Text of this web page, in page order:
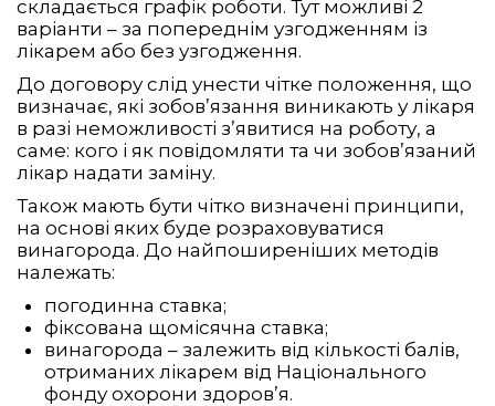
складається графік роботи. Тут можливі 2
варіанти – за попереднім узгодженням із
лікарем або без узгодження.
До договору слід унести чітке положення, що
визначає, які зобов’язання виникають у лікаря
в разі неможливості з’явитися на роботу, а
саме: кого і як повідомляти та чи зобов’язаний
лікар надати заміну.
Також мають бути чітко визначені принципи,
на основі яких буде розраховуватися
винагорода. До найпоширеніших методів
належать:
погодинна ставка;
фіксована щомісячна ставка;
винагорода – залежить від кількості балів,
отриманих лікарем від Національного
фонду охорони здоров’я.